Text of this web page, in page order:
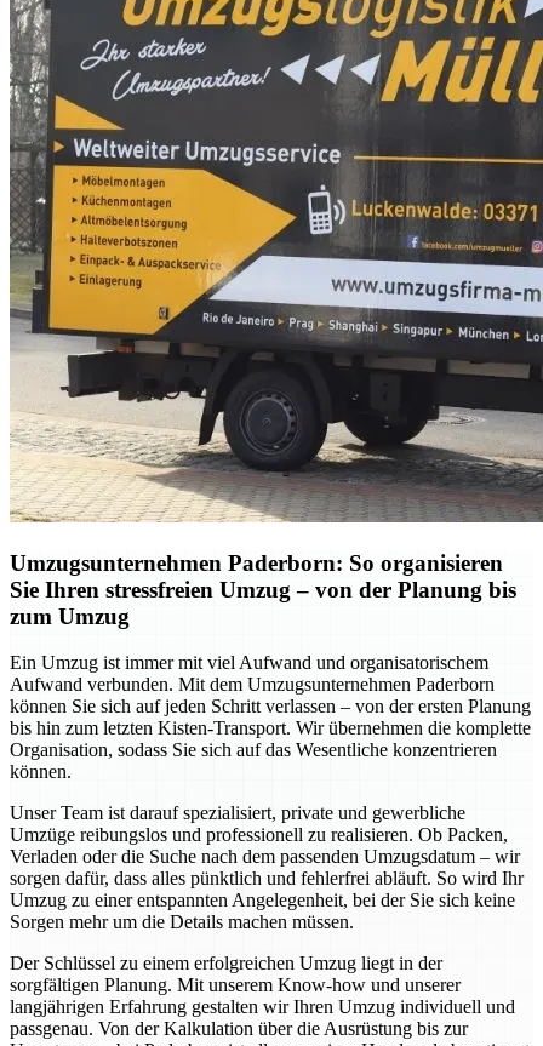
Umzugsunternehmen Paderborn: So organisieren
Sie Ihren stressfreien Umzug – von der Planung bis
zum Umzug
Ein Umzug ist immer mit viel Aufwand und organisatorischem
Aufwand verbunden. Mit dem Umzugsunternehmen Paderborn
können Sie sich auf jeden Schritt verlassen – von der ersten Planung
bis hin zum letzten Kisten-Transport. Wir übernehmen die komplette
Organisation, sodass Sie sich auf das Wesentliche konzentrieren
können.
Unser Team ist darauf spezialisiert, private und gewerbliche
Umzüge reibungslos und professionell zu realisieren. Ob Packen,
Verladen oder die Suche nach dem passenden Umzugsdatum – wir
sorgen dafür, dass alles pünktlich und fehlerfrei abläuft. So wird Ihr
Umzug zu einer entspannten Angelegenheit, bei der Sie sich keine
Sorgen mehr um die Details machen müssen.
Der Schlüssel zu einem erfolgreichen Umzug liegt in der
sorgfältigen Planung. Mit unserem Know-how und unserer
langjährigen Erfahrung gestalten wir Ihren Umzug individuell und
passgenau. Von der Kalkulation über die Ausrüstung bis zur